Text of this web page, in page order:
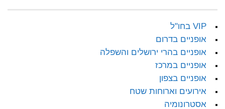
VIP בחו"ל
אופניים בדרום
אופניים בהרי ירושלים והשפלה
אופניים במרכז
אופניים בצפון
אירועים וארוחות שטח
אסטרונומיה